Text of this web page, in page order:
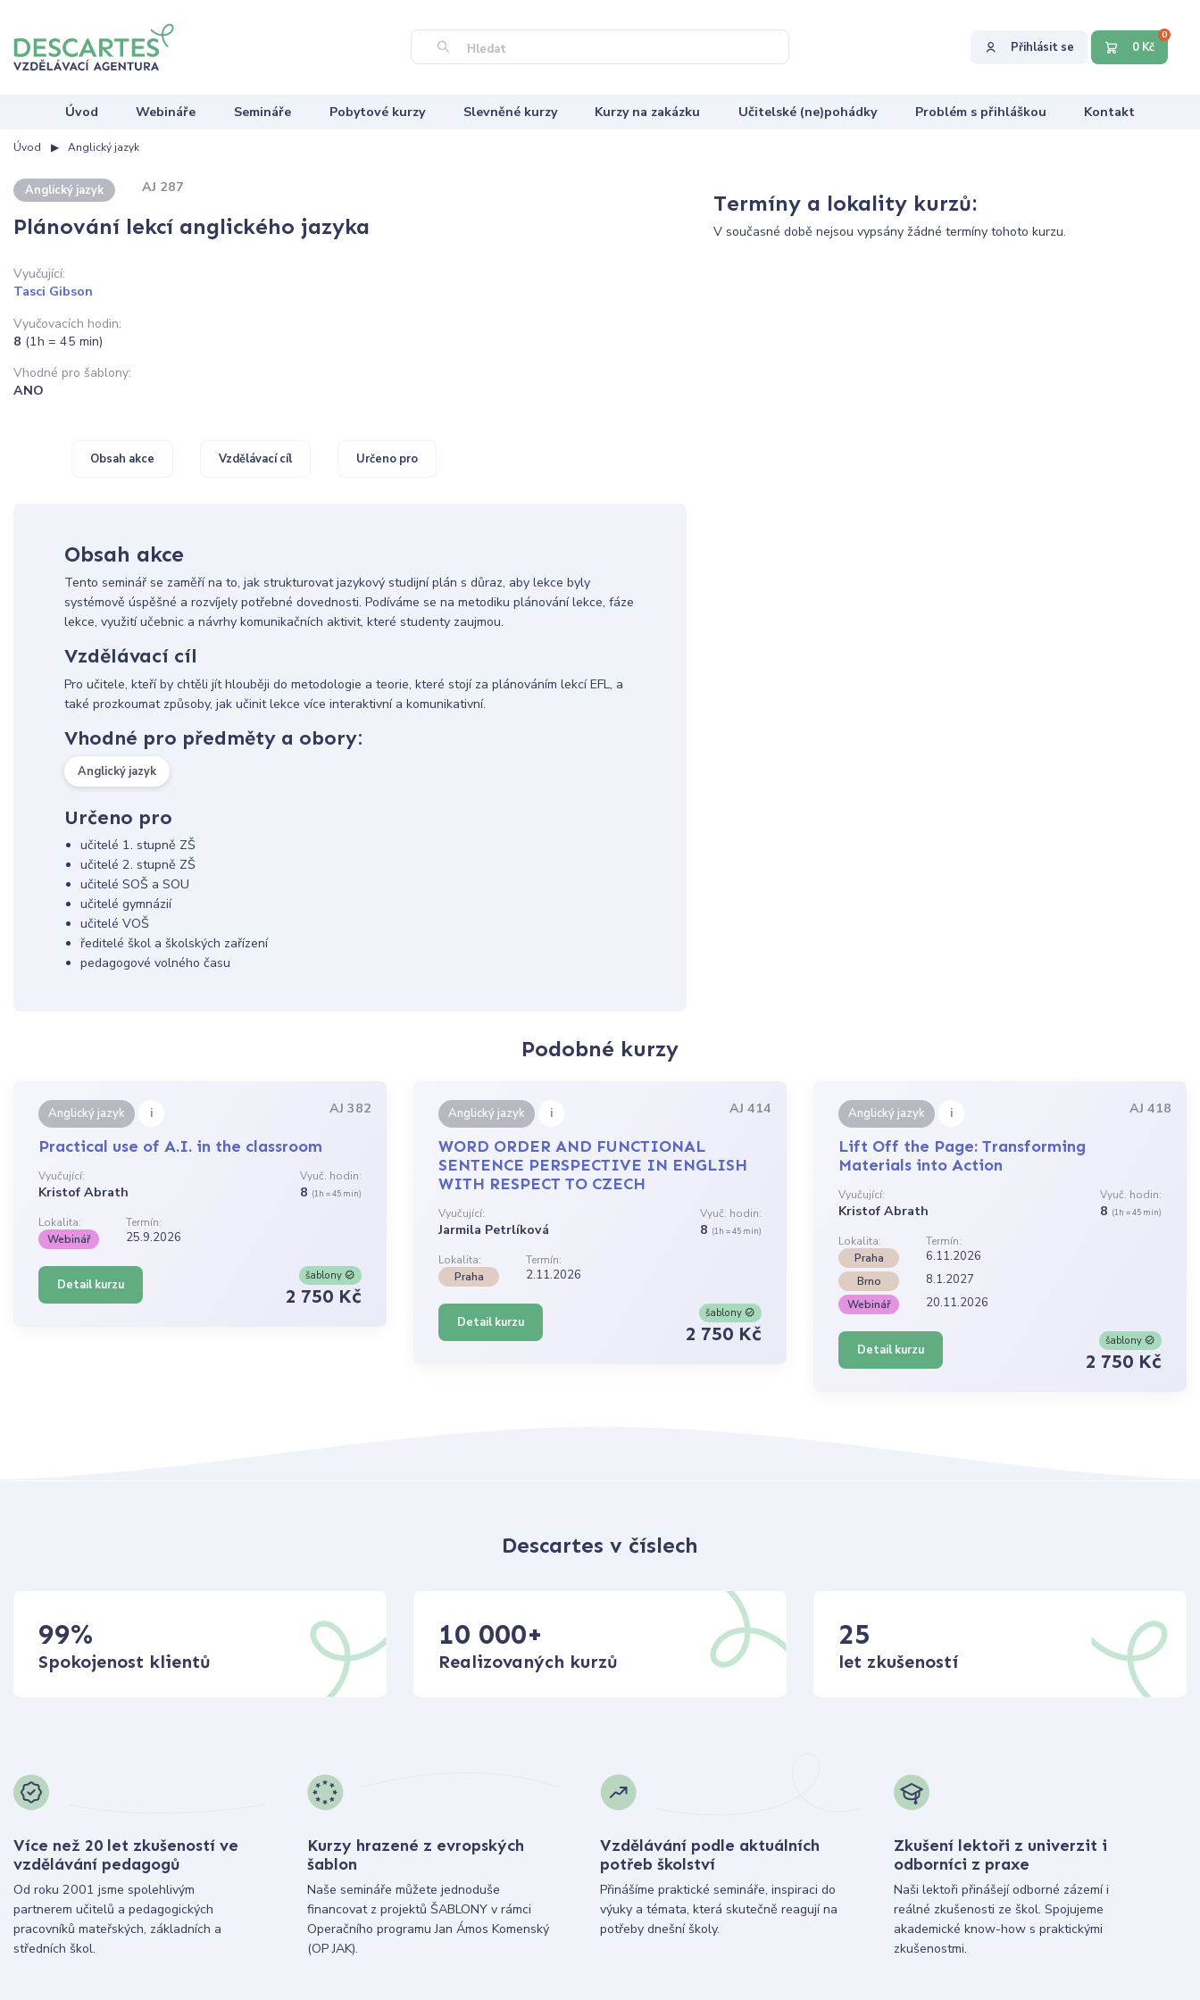
Hledat Přihlásit se 0 Kč
0
Úvod Webináře Semináře Pobytové kurzy Slevněné kurzy Kurzy na zakázku Učitelské (ne)pohádky Problém s přihláškou Kontakt
Úvod Anglický jazyk
Anglický jazyk AJ 287
Plánování lekcí anglického jazyka
Vyučující:
Tasci Gibson
Vyučovacích hodin:
8 (1h = 45 min)
Vhodné pro šablony:
ANO
Obsah akce Vzdělávací cíl Určeno pro
Obsah akce
Tento seminář se zaměří na to, jak strukturovat jazykový studijní plán s důraz, aby lekce byly
systémově úspěšné a rozvíjely potřebné dovednosti. Podíváme se na metodiku plánování lekce, fáze
lekce, využití učebnic a návrhy komunikačních aktivit, které studenty zaujmou.
Vzdělávací cíl
Pro učitele, kteří by chtěli jít hlouběji do metodologie a teorie, které stojí za plánováním lekcí EFL, a
také prozkoumat způsoby, jak učinit lekce více interaktivní a komunikativní.
Vhodné pro předměty a obory:
Anglický jazyk
Určeno pro
učitelé 1. stupně ZŠ
učitelé 2. stupně ZŠ
učitelé SOŠ a SOU
učitelé gymnázií
učitelé VOŠ
ředitelé škol a školských zařízení
pedagogové volného času
Termíny a lokality kurzů:
V současné době nejsou vypsány žádné termíny tohoto kurzu.
Podobné kurzy
Anglický jazyk i AJ 382
Practical use of A.I. in the classroom
Vyučující:
Kristof Abrath
Vyuč. hodin:
8 (1h = 45 min)
Lokalita:
Termín:
Webinář
25.9.2026
Detail kurzu
šablony
2 750 Kč
Anglický jazyk i AJ 414
WORD ORDER AND FUNCTIONAL
SENTENCE PERSPECTIVE IN ENGLISH
WITH RESPECT TO CZECH
Vyučující:
Jarmila Petrlíková
Vyuč. hodin:
8 (1h = 45 min)
Lokalita:
Termín:
Praha
2.11.2026
Detail kurzu
šablony
2 750 Kč
Anglický jazyk i AJ 418
Lift Off the Page: Transforming
Materials into Action
Vyučující:
Kristof Abrath
Vyuč. hodin:
8 (1h = 45 min)
Lokalita:
Termín:
Praha
6.11.2026
Brno 8.1.2027
Webinář 20.11.2026
Detail kurzu
šablony
2 750 Kč
Descartes v číslech
99%
Spokojenost klientů
10 000+
Realizovaných kurzů
25
let zkušeností
Více než 20 let zkušeností ve
vzdělávání pedagogů
Od roku 2001 jsme spolehlivým
partnerem učitelů a pedagogických
pracovníků mateřských, základních a
středních škol.
Kurzy hrazené z evropských
šablon
Naše semináře můžete jednoduše
financovat z projektů ŠABLONY v rámci
Operačního programu Jan Ámos Komenský
(OP JAK).
Vzdělávání podle aktuálních
potřeb školství
Přinášíme praktické semináře, inspiraci do
výuky a témata, která skutečně reagují na
potřeby dnešní školy.
Zkušení lektoři z univerzit i
odborníci z praxe
Naši lektoři přinášejí odborné zázemí i
reálné zkušenosti ze škol. Spojujeme
akademické know-how s praktickými
zkušenostmi.